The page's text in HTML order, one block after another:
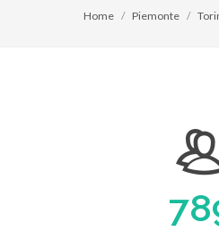
Home Piemonte